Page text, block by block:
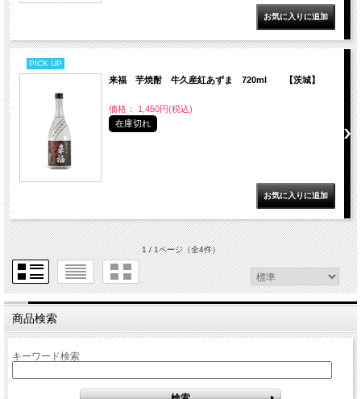
PICK UP
来福 芋焼酎 牛久産紅あずま 720ml 【茨城】
価格： 1,450円(税込)
在庫切れ
1 / 1ページ（全4件）
商品検索
キーワード検索